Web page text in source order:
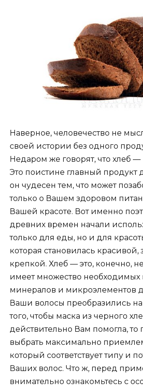
Наверное, человечество не
своей истории без одного
Недаром же говорят, что хлеб —
Это поистине главный продукт
он чудесен тем, что может
только о Вашем здоровом
Вашей красоте. Вот именно
древних времен начали
только для еды, но и для
которая становилась красивой,
крепкой. Хлеб — это, конечно,
имеет множество необходимых
минералов и микроэлементов
Ваши волосы преобразились
того, чтобы маска из черного
действительно Вам помогла, то
выбрать максимально
который соответствует типу и
Ваших волос. Что ж, перед
внимательно ознакомьтесь с